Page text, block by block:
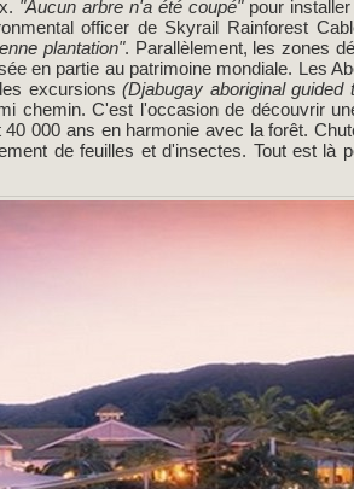
"Aucun arbre n'a été coupé" pour
officer de Skyrail Rainforest
plantation". Parallèlement, les zones
en partie au patrimoine mondiale. Les
excursions(Djabugay aboriginal guided
chemin. C'est l'occasion de découvrir
000 ans en harmonie avec la forêt.
de feuilles et d'insectes. Tout est là